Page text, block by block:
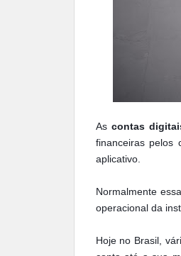
As contas
financeiras pelos
aplicativo.
Normalmente
operacional da
Hoje no Brasil,